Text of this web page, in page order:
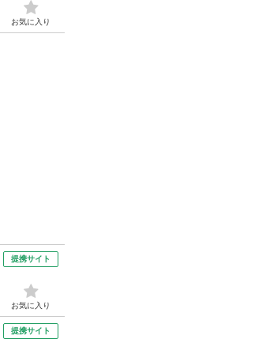
お気に入り
提携サイト
お気に入り
提携サイト